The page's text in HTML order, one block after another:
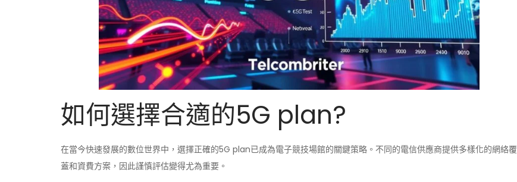
如何選擇合適的5G plan?
在當今快速發展的數位世界中，選擇正確的5G plan已成為電子競技場館的關鍵策略。不同的電信供應商提供多樣化的網絡覆
蓋和資費方案，因此謹慎評估變得尤為重要。